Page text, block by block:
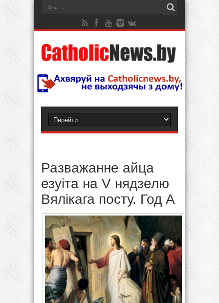
Разважанне айца
езуіта на V нядзелю
Вялікага посту. Год А